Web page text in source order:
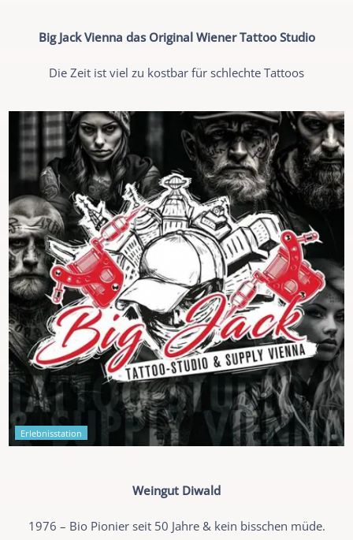
Big Jack Vienna das Original Wiener Tattoo Studio
Die Zeit ist viel zu kostbar für schlechte Tattoos
Erlebnisstation
Weingut Diwald
1976 – Bio Pionier seit 50 Jahre & kein bisschen müde.